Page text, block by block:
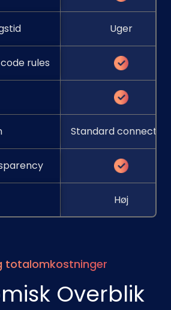
Uger
rules
Standard
Høj
totalomkostninger
Overblik